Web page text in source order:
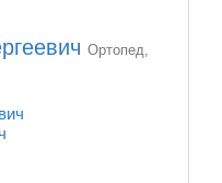
Ортопед,